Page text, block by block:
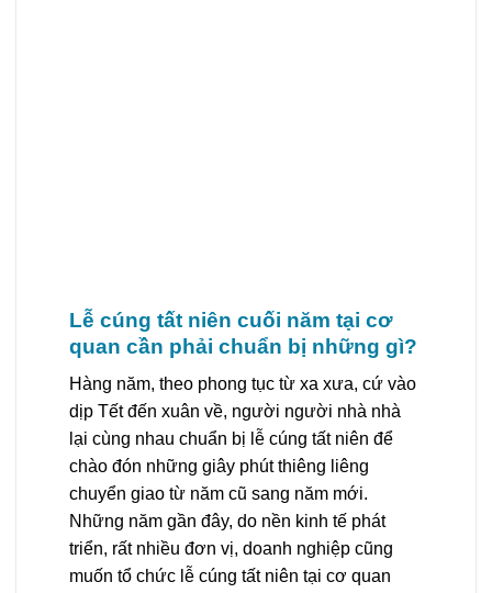
Lễ cúng tất niên cuối năm tại cơ
quan cần phải chuẩn bị những gì?
Hàng năm, theo phong tục từ xa xưa, cứ vào
dịp Tết đến xuân về, người người nhà nhà
lại cùng nhau chuẩn bị lễ cúng tất niên để
chào đón những giây phút thiêng liêng
chuyển giao từ năm cũ sang năm mới.
Những năm gần đây, do nền kinh tế phát
triển, rất nhiều đơn vị, doanh nghiệp cũng
muốn tổ chức lễ cúng tất niên tại cơ quan